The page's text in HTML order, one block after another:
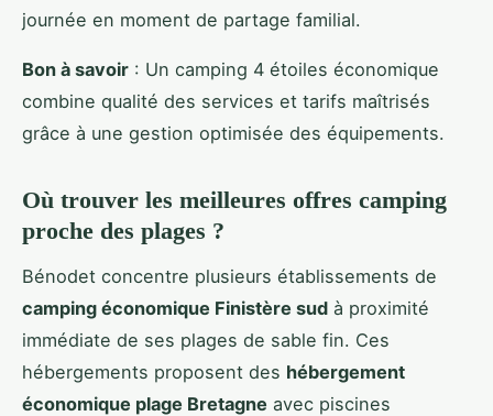
journée en moment de partage familial.
Bon à savoir : Un camping 4 étoiles économique
combine qualité des services et tarifs maîtrisés
grâce à une gestion optimisée des équipements.
Où trouver les meilleures offres camping
proche des plages ?
Bénodet concentre plusieurs établissements de
camping économique Finistère sud à proximité
immédiate de ses plages de sable fin. Ces
hébergements proposent des hébergement
économique plage Bretagne avec piscines